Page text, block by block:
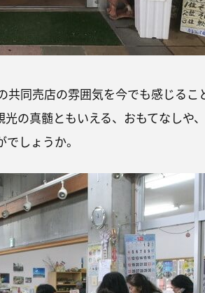
共同売店の雰囲気を今でも感じるこ
の真髄ともいえる、おもてなしや、
しょうか。